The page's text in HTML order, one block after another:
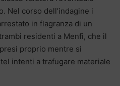
Nel corso dell’indagine i
in flagranza di un
residenti a Menfi, che il
proprio mentre si
intenti a trafugare materiale